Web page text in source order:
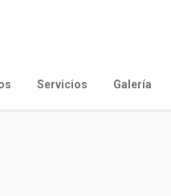
Servicios Galería